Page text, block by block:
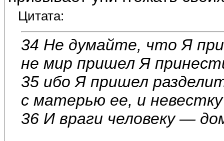
Цитата:
34 Не думайте, что Я
не мир пришел Я
35 ибо Я пришел
с матерью ее, и
36 И враги человеку —